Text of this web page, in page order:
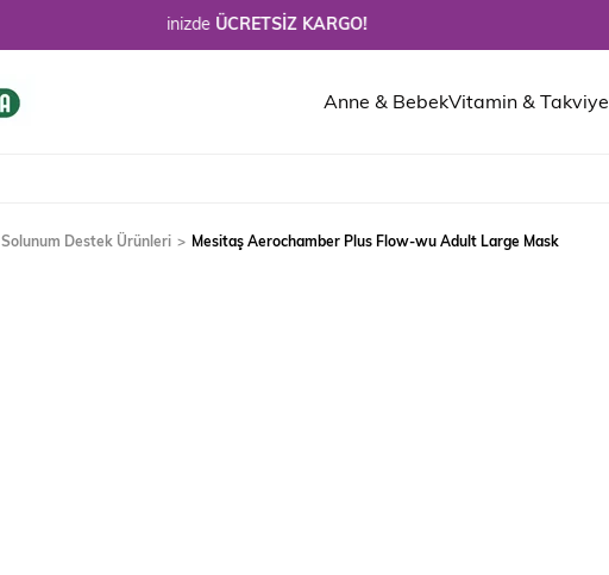
ÜCRETSİZ KARGO!
Anne & BebekVitamin & Takviye
Solunum Destek Ürünleri Mesitaş Aerochamber Plus Flow-wu Adult Large Mask